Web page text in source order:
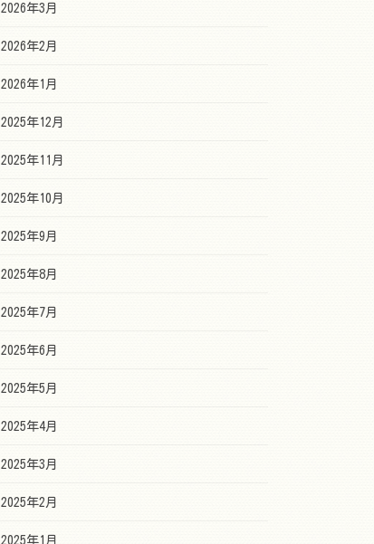
2026年3月
2026年2月
2026年1月
2025年12月
2025年11月
2025年10月
2025年9月
2025年8月
2025年7月
2025年6月
2025年5月
2025年4月
2025年3月
2025年2月
2025年1月